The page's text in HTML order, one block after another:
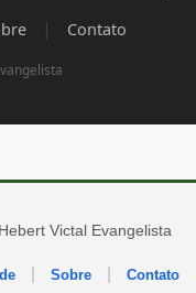
| Contato
Victal Evangelista
Sobre Contato